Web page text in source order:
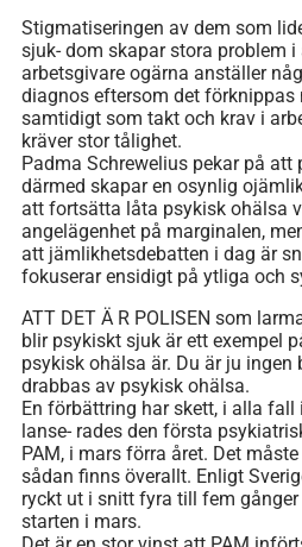
Stigmatiseringen av dem som
sjuk- dom skapar stora problem i
arbetsgivare ogärna anställer
diagnos eftersom det förknippas
samtidigt som takt och krav i
kräver stor tålighet.
Padma Schrewelius pekar på att
därmed skapar en osynlig
att fortsätta låta psykisk ohälsa
angelägenhet på marginalen,
att jämlikhetsdebatten i dag är
fokuserar ensidigt på ytliga och
ATT DET Ä R POLISEN som
blir psykiskt sjuk är ett exempel
psykisk ohälsa är. Du är ju
drabbas av psykisk ohälsa.
En förbättring har skett, i alla fall
lanse- rades den första
PAM, i mars förra året. Det
sådan finns överallt. Enligt
ryckt ut i snitt fyra till fem gånger
starten i mars.